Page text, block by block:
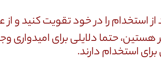
را در خود تقویت کنید و از
حتما دلایلی برای امیدواری
استخدام دارند.